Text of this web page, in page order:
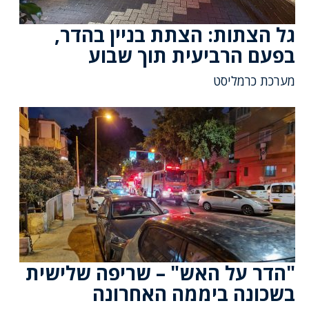
גל הצתות: הצתת בניין בהדר,
בפעם הרביעית תוך שבוע
מערכת כרמליסט
"הדר על האש" – שריפה שלישית
בשכונה ביממה האחרונה